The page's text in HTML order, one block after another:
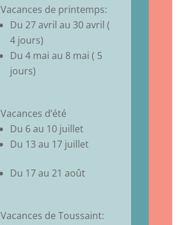
Vacances de printemps:
Du 27 avril au 30 avril (
4 jours)
Du 4 mai au 8 mai ( 5
jours)
Vacances d’été
Du 6 au 10 juillet
Du 13 au 17 juillet
Du 17 au 21 août
Vacances de Toussaint: